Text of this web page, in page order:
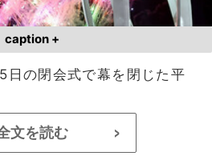
caption +
日の閉会式で幕を閉じた平
文を読む >